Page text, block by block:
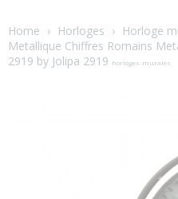
Home › Horloges › Horloge
Metallique Chiffres Romains
2919 by Jolipa 2919 horloges-murales